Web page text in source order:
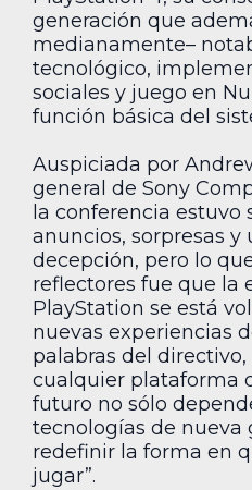
generación que
medianamente–
tecnológico,
sociales y juego en
función básica del
Auspiciada por
general de Sony
la conferencia estuvo
anuncios, sorpresas y
decepción, pero lo
reflectores fue que la
PlayStation se está
nuevas experiencias
palabras del directivo,
cualquier plataforma
futuro no sólo
tecnologías de nueva
redefinir la forma en
jugar”.